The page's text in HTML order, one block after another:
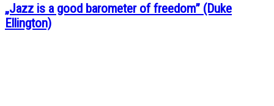
„Jazz is a good barometer of freedom” (Duke
Ellington)